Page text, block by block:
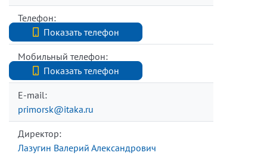
Телефон:
Показать телефон
+7 (812) 327-98-00
Мобильный телефон:
Показать телефон
+7 (921) 965-41-25
E-mail:
primorsk@itaka.ru
Директор:
Лазугин Валерий Александрович